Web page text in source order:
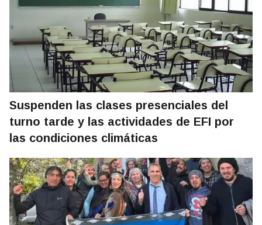
Suspenden las clases presenciales del
turno tarde y las actividades de EFI por
las condiciones climáticas